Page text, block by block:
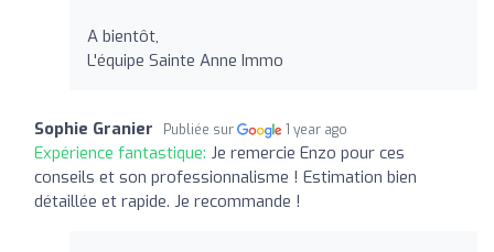
A bientôt,
L'équipe Sainte Anne Immo
Sophie Granier Publiée sur 1 year ago
Expérience fantastique: Je remercie Enzo pour ces
conseils et son professionnalisme ! Estimation bien
détaillée et rapide. Je recommande !